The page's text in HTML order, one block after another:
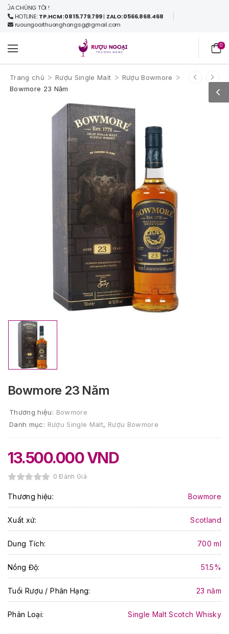
TÔI !
HOTLINE:TP.HCM: 0815.779.799| ZALO: 0566.868.468
ruoungoaithuonghangsg@gmail.com
0
Trang chủ > Rượu Single Malt > Rượu Bowmore >
Bowmore 23 Năm
Bowmore 23 Năm
Thương hiệu: Bowmore
Danh mục: Rượu Single Malt, Rượu Bowmore
13.500.000VND
0 Đánh Giá
Thương hiệu: Bowmore
Xuất xứ: Scotland
Dung Tích: 700 ml
Nồng Độ: 51.5%
Tuổi Rượu / Phân Hạng: 23 năm
Phân Loại: Single Malt Scotch Whisky